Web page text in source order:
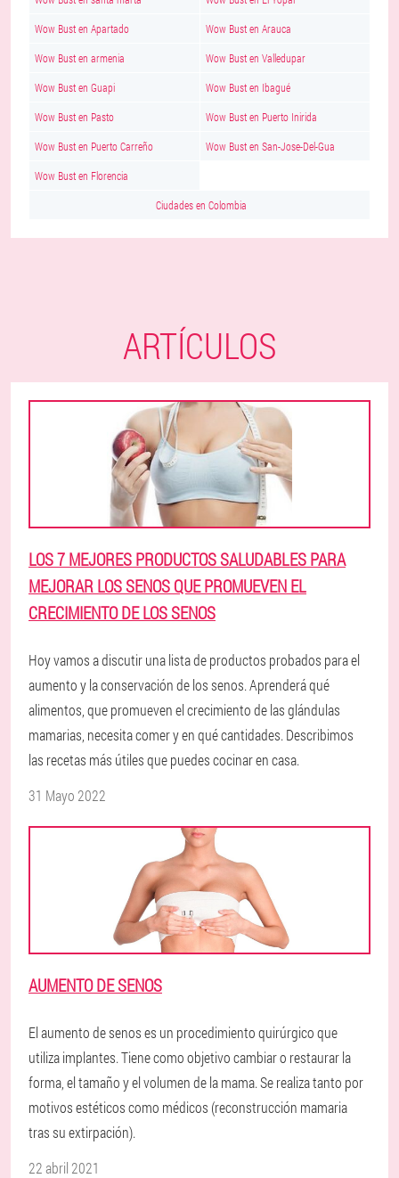
Wow Bust en Apartado Wow Bust en Arauca
Wow Bust en armenia Wow Bust en Valledupar
Wow Bust en Guapi Wow Bust en Ibagué
Wow Bust en Pasto Wow Bust en Puerto Inirida
Wow Bust en Puerto Carreño Wow Bust en San-Jose-Del-Gua
Wow Bust en Florencia
Ciudades en Colombia
ARTÍCULOS
LOS 7 MEJORES PRODUCTOS SALUDABLES PARA
MEJORAR LOS SENOS QUE PROMUEVEN EL
CRECIMIENTO DE LOS SENOS
Hoy vamos a discutir una lista de productos probados para el
aumento y la conservación de los senos. Aprenderá qué
alimentos, que promueven el crecimiento de las glándulas
mamarias, necesita comer y en qué cantidades. Describimos
las recetas más útiles que puedes cocinar en casa.
31 Mayo 2022
AUMENTO DE SENOS
El aumento de senos es un procedimiento quirúrgico que
utiliza implantes. Tiene como objetivo cambiar o restaurar la
forma, el tamaño y el volumen de la mama. Se realiza tanto por
motivos estéticos como médicos (reconstrucción mamaria
tras su extirpación).
22 abril 2021